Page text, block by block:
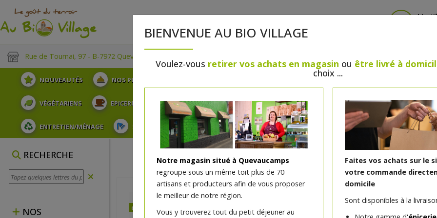
Rue de Tournai, 97 - B-7972 Quevaucamps
NOUVEAUTÉS NOS PLATEAUX
VÉGÉTARIENS EPICERIE PLATS TRAITEUR BOULANGERIE / PÂTISSERIE SANS GLUTEN, SANS
ENTRETIEN/MÉNAGE SOINS ET HYGIÈNE DU CORPS BEAUTÉ HUILES ESSENTIELLES MAISON
RECHERCHE
NOS
BIENVENUE AU BIO VILLAGE
Voulez-vous retirer vos achats en magasin ou être livré à
choix ...
Notre magasin situé à Quevaucamps
regroupe sous un même toit plus de 70
artisans et producteurs afin de vous proposer
le meilleur de notre région.
Vous y trouverez tout du petit déjeuner au
Faites vos achats sur le
votre commande
domicile
Sont disponibles à la
dès jeudi 06/08 (10:00)
Dentifrice salin Weleda